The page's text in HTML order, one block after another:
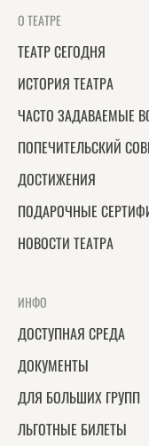
О ТЕАТРЕ
ТЕАТР СЕГОДНЯ
ИСТОРИЯ ТЕАТРА
ЧАСТО ЗАДАВАЕМЫЕ
ПОПЕЧИТЕЛЬСКИЙ
ДОСТИЖЕНИЯ
ПОДАРОЧНЫЕ
НОВОСТИ ТЕАТРА
ИНФО
ДОСТУПНАЯ СРЕДА
ДОКУМЕНТЫ
ДЛЯ БОЛЬШИХ ГРУПП
ЛЬГОТНЫЕ БИЛЕТЫ